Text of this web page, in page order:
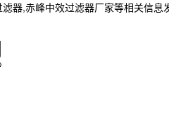
器,赤峰中效过滤器厂家等相关信息